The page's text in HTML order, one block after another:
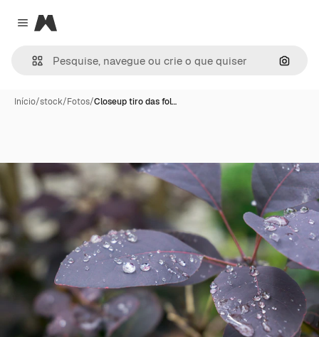
Close menu
Magnific
Início/stock/Fotos/Closeup tiro das fol…